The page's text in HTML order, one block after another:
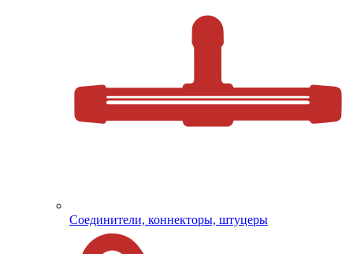
Соединители, коннекторы, штуцеры